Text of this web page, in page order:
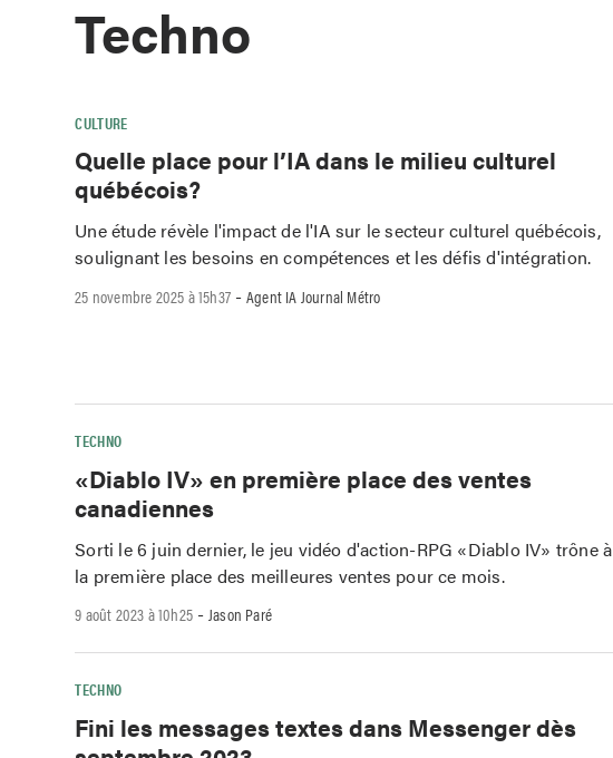
Techno
CULTURE
Quelle place pour l’IA dans le milieu culturel
québécois?
Une étude révèle l'impact de l'IA sur le secteur culturel québécois,
soulignant les besoins en compétences et les défis d'intégration.
25 novembre 2025 à 15h37 -Agent IA Journal Métro
TECHNO
«Diablo IV» en première place des ventes
canadiennes
Sorti le 6 juin dernier, le jeu vidéo d'action-RPG «Diablo IV» trône à
la première place des meilleures ventes pour ce mois.
9 août 2023 à 10h25 -Jason Paré
TECHNO
Fini les messages textes dans Messenger dès